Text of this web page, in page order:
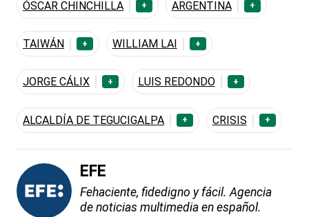
ÓSCAR CHINCHILLA + ARGENTINA +
TAIWÁN + WILLIAM LAI +
JORGE CÁLIX + LUIS REDONDO +
ALCALDÍA DE TEGUCIGALPA + CRISIS +
EFE
Fehaciente, fidedigno y fácil. Agencia
de noticias multimedia en español.